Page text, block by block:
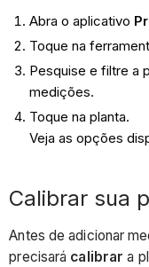
Abra o aplicativo
Toque na
Pesquise e filtre a
medições.
Toque na planta.
Veja as opções
Calibrar sua
Antes de adicionar
precisará calibrar a